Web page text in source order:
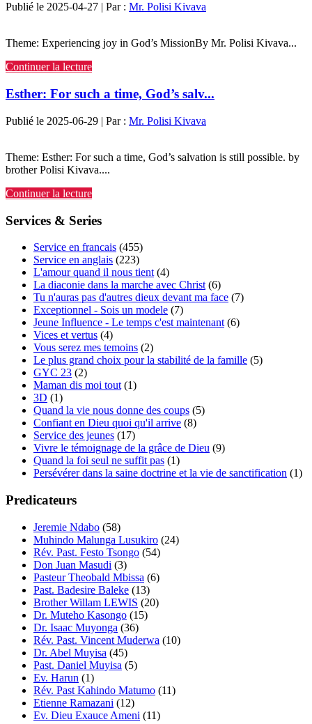
Publié le 2025-04-27 | Par : Mr. Polisi Kivava
Theme: Experiencing joy in God’s MissionBy Mr. Polisi Kivava...
Continuer la lecture
Esther: For such a time, God’s salv...
Publié le 2025-06-29 | Par : Mr. Polisi Kivava
Theme: Esther: For such a time, God’s salvation is still possible. by
brother Polisi Kivava....
Continuer la lecture
Services & Series
Service en francais (455)
Service en anglais (223)
L'amour quand il nous tient (4)
La diaconie dans la marche avec Christ (6)
Tu n'auras pas d'autres dieux devant ma face (7)
Exceptionnel - Sois un modele (7)
Jeune Influence - Le temps c'est maintenant (6)
Vices et vertus (4)
Vous serez mes temoins (2)
Le plus grand choix pour la stabilité de la famille (5)
GYC 23 (2)
Maman dis moi tout (1)
3D (1)
Quand la vie nous donne des coups (5)
Confiant en Dieu quoi qu'il arrive (8)
Service des jeunes (17)
Vivre le témoignage de la grâce de Dieu (9)
Quand la foi seul ne suffit pas (1)
Persévérer dans la saine doctrine et la vie de sanctification (1)
Predicateurs
Jeremie Ndabo (58)
Muhindo Malunga Lusukiro (24)
Rév. Past. Festo Tsongo (54)
Don Juan Masudi (3)
Pasteur Theobald Mbissa (6)
Past. Badesire Baleke (13)
Brother Willam LEWIS (20)
Dr. Muteho Kasongo (15)
Dr. Isaac Muyonga (36)
Rév. Past. Vincent Muderwa (10)
Dr. Abel Muyisa (45)
Past. Daniel Muyisa (5)
Ev. Harun (1)
Rév. Past Kahindo Matumo (11)
Etienne Ramazani (12)
Ev. Dieu Exauce Ameni (11)